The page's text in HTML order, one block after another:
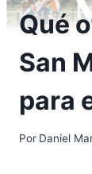
Qué
San
para
Por Daniel